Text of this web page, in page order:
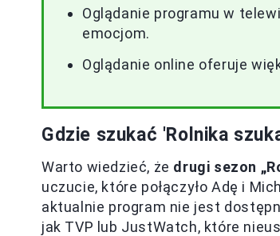
Oglądanie programu w
emocjom.
Oglądanie online oferuje
Gdzie szukać 'Rolnika
Warto wiedzieć, że drugi sezon
uczucie, które połączyło Adę i
aktualnie program nie jest
jak TVP lub JustWatch, które